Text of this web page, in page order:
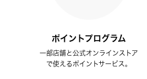
ポイントプログラム
一部店舗と公式オンラインストア
で使えるポイントサービス。